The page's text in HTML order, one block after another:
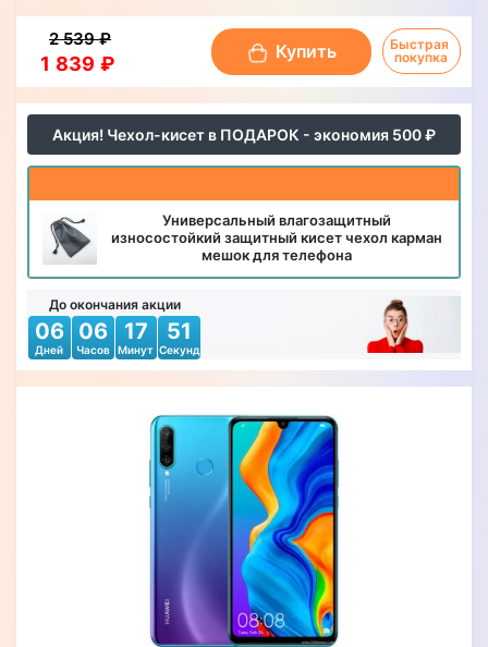
Акция! Чехол-кисет в ПОДАРОК - экономия 500 ₽
Универсальный влагозащитный
износостойкий защитный кисет чехол карман
мешок для телефона
До окончания акции
06
Дней
06
Часов
17
Минут
50
Секунд
1 839 ₽
2 539 ₽
Купить
Быстрая
покупка